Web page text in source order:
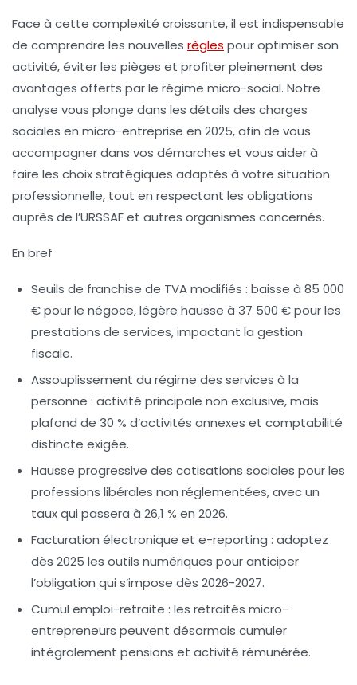
Face à cette complexité croissante, il est indispensable
de comprendre les nouvelles règles pour optimiser son
activité, éviter les pièges et profiter pleinement des
avantages offerts par le régime micro-social. Notre
analyse vous plonge dans les détails des charges
sociales en micro-entreprise en 2025, afin de vous
accompagner dans vos démarches et vous aider à
faire les choix stratégiques adaptés à votre situation
professionnelle, tout en respectant les obligations
auprès de l’URSSAF et autres organismes concernés.
En bref
Seuils de franchise de TVA modifiés : baisse à 85 000
€ pour le négoce, légère hausse à 37 500 € pour les
prestations de services, impactant la gestion
fiscale.
Assouplissement du régime des services à la
personne : activité principale non exclusive, mais
plafond de 30 % d’activités annexes et comptabilité
distincte exigée.
Hausse progressive des cotisations sociales pour les
professions libérales non réglementées, avec un
taux qui passera à 26,1 % en 2026.
Facturation électronique et e-reporting : adoptez
dès 2025 les outils numériques pour anticiper
l’obligation qui s’impose dès 2026-2027.
Cumul emploi-retraite : les retraités micro-
entrepreneurs peuvent désormais cumuler
intégralement pensions et activité rémunérée.